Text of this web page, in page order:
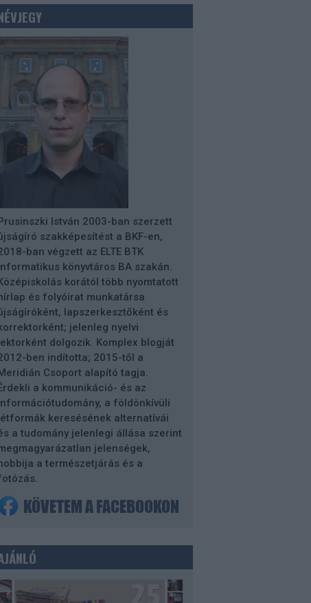
István 2003-ban szerzett
szakképesítést a BKF-en,
ban végzett az ELTE BTK
könyvtáros BA szakán.
korától több nyomtatott
és folyóirat munkatársa
lapszerkesztőként és
jelenleg nyelvi
dolgozik. Komplex blogját
ben indította; 2015-től a
Csoport alapító tagja.
a kommunikáció- és az
a földönkívüli
keresésének alternatívái
a tudomány jelenlegi állása szerint
jelenségek,
a természetjárás és a